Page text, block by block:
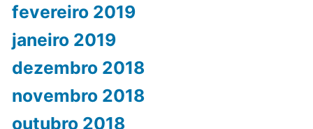
fevereiro 2019
janeiro 2019
dezembro 2018
novembro 2018
outubro 2018